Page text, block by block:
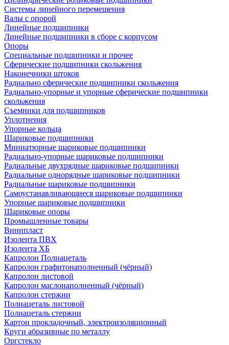
Системы линейного перемещения
Валы с опорой
Линейные подшипники
Линейные подшипники в сборе с корпусом
Опоры
Специальные подшипники и прочее
Сферические подшипники скольжения
Наконечники штоков
Радиально сферические подшипники скольжения
Радиально-упорные и упорные сферические подшипники
скольжения
Съемники для подшипников
Уплотнения
Упорные кольца
Шариковые подшипники
Миниатюрные шариковые подшипники
Радиально-упорные шариковые подшипники
Радиальные двухрядные шариковые подшипники
Радиальные однорядные шариковые подшипники
Радиальные шариковые подшипники
Самоустанавливающиеся шариковые подшипники
Упорные шариковые подшипники
Шариковые опоры
Промышленные товары
Винипласт
Изолента ПВХ
Изолента ХБ
Капролон Полиацеталь
Капролон графитонаполненный (чёрный)
Капролон листовой
Капролон маслонаполненный (чёрный)
Капролон стержни
Полиацеталь листовой
Полиацеталь стержни
Картон прокладочный, электроизоляционный
Круги абразивные по металлу
Оргстекло